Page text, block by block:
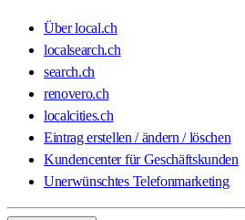
Über local.ch
localsearch.ch
search.ch
renovero.ch
localcities.ch
Eintrag erstellen / ändern / löschen
Kundencenter für Geschäftskunden
Unerwünschtes Telefonmarketing